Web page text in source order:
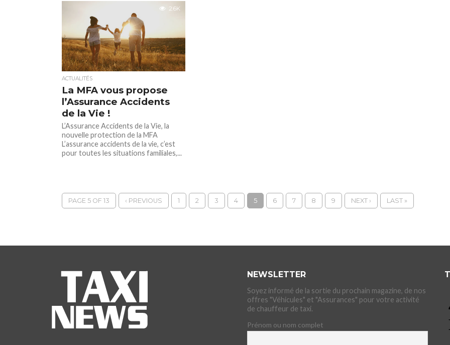
2.6K
ACTUALITÉS
La MFA vous propose
l’Assurance Accidents
de la Vie !
L’Assurance Accidents de la Vie, la
nouvelle protection de la MFA
L’assurance accidents de la vie, c’est
pour toutes les situations familiales,...
PAGE 5 OF 13 ‹ PREVIOUS 1 2 3 4 5 6 7 8 9 NEXT › LAST »
NEWSLETTER
Soyez informé de la sortie du prochain magazine, de nos
offres "Véhicules" et "Assurances" pour votre activité
de chauffeur de taxi.
Prénom ou nom complet